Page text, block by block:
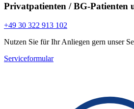
Privatpatienten / BG-Patienten
+49 30 322 913 102
Nutzen Sie für Ihr Anliegen gern unser
Serviceformular